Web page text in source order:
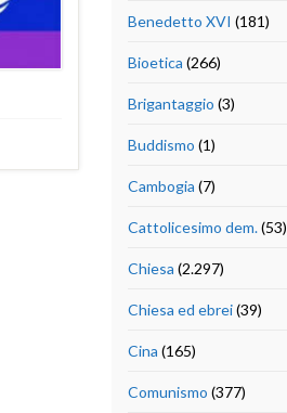
Benedetto XVI (181)
Bioetica (266)
Brigantaggio (3)
Buddismo (1)
Cambogia (7)
Cattolicesimo dem.(53)
Chiesa (2.297)
Chiesa ed ebrei(39)
Cina (165)
Comunismo (377)